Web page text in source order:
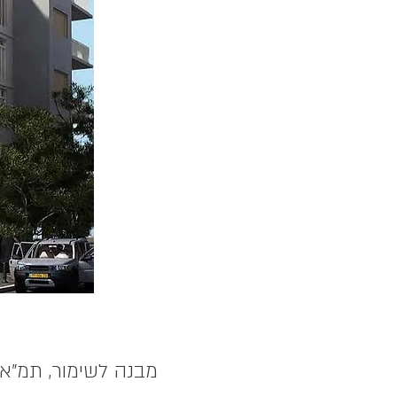
מבנה לשימור, תמ"א 38/2 הריסה ובניית 20 יחידות דיור מעל מרתף + מסחר